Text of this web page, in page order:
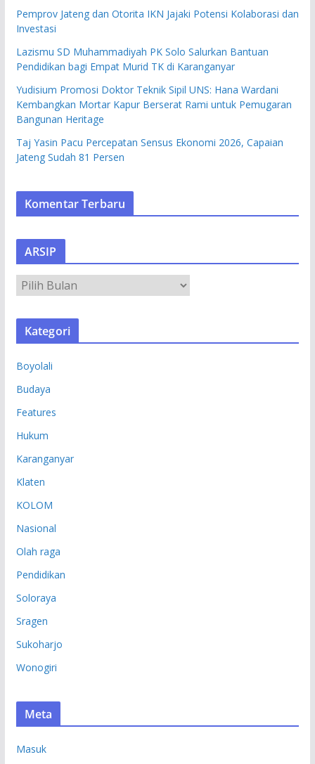
Pemprov Jateng dan Otorita IKN Jajaki Potensi Kolaborasi dan
Investasi
Lazismu SD Muhammadiyah PK Solo Salurkan Bantuan
Pendidikan bagi Empat Murid TK di Karanganyar
Yudisium Promosi Doktor Teknik Sipil UNS: Hana Wardani
Kembangkan Mortar Kapur Berserat Rami untuk Pemugaran
Bangunan Heritage
Taj Yasin Pacu Percepatan Sensus Ekonomi 2026, Capaian
Jateng Sudah 81 Persen
Komentar Terbaru
ARSIP
R
S
Kategori
Boyolali
Budaya
Features
Hukum
Karanganyar
Klaten
KOLOM
Nasional
Olah raga
Pendidikan
Soloraya
Sragen
Sukoharjo
Wonogiri
Meta
Masuk